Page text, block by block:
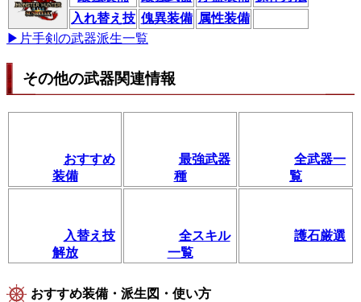
入れ替え技 傀異装備 属性装備
▶片手剣の武器派生一覧
その他の武器関連情報
おすすめ
装備
最強武器
種
全武器一
覧
入替え技
解放
全スキル
一覧
護石厳選
おすすめ装備・派生図・使い方